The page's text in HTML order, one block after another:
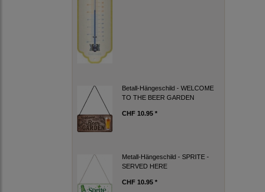
Betall-Hängeschild - WELCOME
TO THE BEER GARDEN
CHF 10.95 *
Metall-Hängeschild - SPRITE -
SERVED HERE
CHF 10.95 *